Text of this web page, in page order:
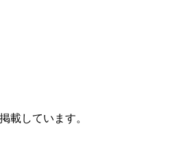
載しています。